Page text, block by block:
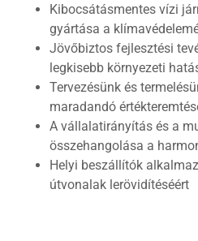
Kibocsátásmentes vízi
gyártása a
Jövőbiztos fejlesztési
legkisebb környezeti
Tervezésünk és
maradandó
A vállalatirányítás és a
összehangolása a
Helyi beszállítók
útvonalak lerövidítéséért